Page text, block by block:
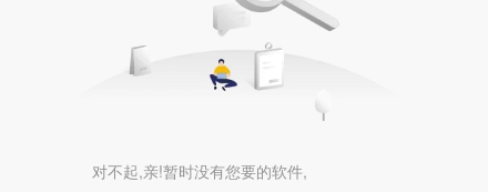
对不起,亲!暂时没有您要的软件,